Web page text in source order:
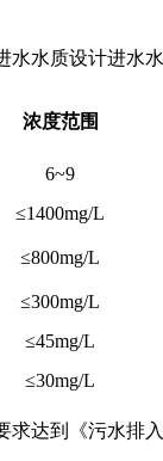
水水质设计进水水
浓度范围
6~9
≤1400mg/L
≤800mg/L
≤300mg/L
≤45mg/L
≤30mg/L
达到《污水排